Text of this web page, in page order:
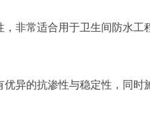
常适合用于卫生间防水工
的抗渗性与稳定性，同时